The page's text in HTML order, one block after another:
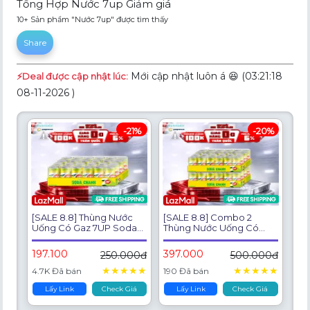
Tổng Hợp Nước 7up Giảm giá
10+ Sản phẩm "Nước 7up" được tìm thấy
Share
⚡️Deal được cập nhật lúc: Mới cập nhật luôn á 😆 (03:21:18
08-11-2026 )
[SALE 8.8] Thùng Nước
Uống Có Gaz 7UP Soda
Chanh Không Calo,
Không Đường
(320ml/lon)
197.100 250.000đ
4.7K Đã bán ★★★★★
Lấy Link Check Giá
-21%
[SALE 8.8] Combo 2
Thùng Nước Uống Có
Gaz 7UP Soda Chanh
Không Calo, Không
Đường (320ml/lon)
397.000 500.000đ
190 Đã bán ★★★★★
Lấy Link Check Giá
-20%